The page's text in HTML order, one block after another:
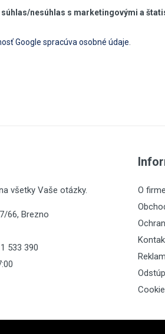
nesúhlas s marketingovými a
Google spracúva osobné údaje
všetky Vaše otázky.
66, Brezno
533 390
O firme